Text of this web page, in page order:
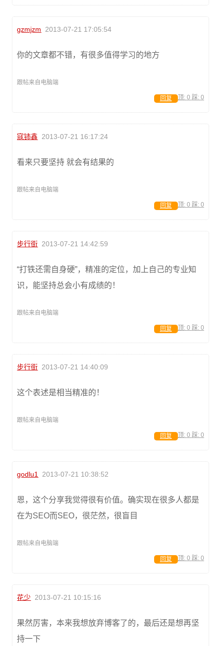
gzmjzm 2013-07-21 17:05:54
你的文章都不错，有很多值得学习的地方
跟帖来自电脑端
顶: 0 踩: 0
回复
寇铈鑫 2013-07-21 16:17:24
看来只要坚持 就会有结果的
跟帖来自电脑端
顶: 0 踩: 0
回复
步行街 2013-07-21 14:42:59
“打铁还需自身硬”，精准的定位，加上自己的专业知
识，能坚持总会小有成绩的！
跟帖来自电脑端
顶: 0 踩: 0
回复
步行街 2013-07-21 14:40:09
这个表述是相当精准的！
跟帖来自电脑端
顶: 0 踩: 0
回复
godlu1 2013-07-21 10:38:52
恩，这个分享我觉得很有价值。确实现在很多人都是
在为SEO而SEO，很茫然，很盲目
跟帖来自电脑端
顶: 0 踩: 0
回复
花少 2013-07-21 10:15:16
果然厉害，本来我想放弃博客了的，最后还是想再坚
持一下